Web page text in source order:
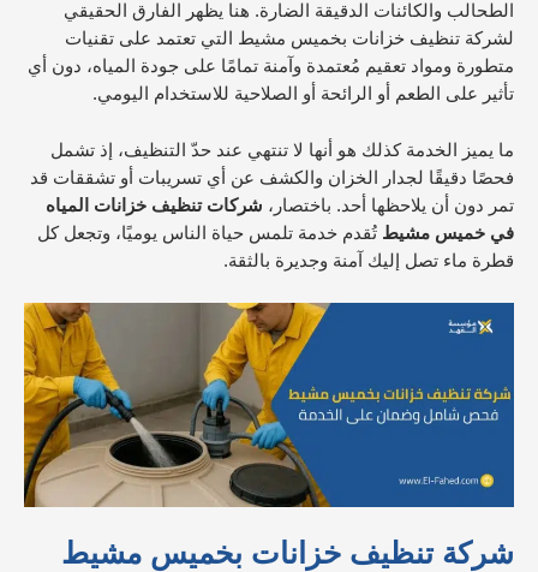
الطحالب والكائنات الدقيقة الضارة. هنا يظهر الفارق الحقيقي
لشركة تنظيف خزانات بخميس مشيط التي تعتمد على تقنيات
متطورة ومواد تعقيم مُعتمدة وآمنة تمامًا على جودة المياه، دون أي
تأثير على الطعم أو الرائحة أو الصلاحية للاستخدام اليومي.
ما يميز الخدمة كذلك هو أنها لا تنتهي عند حدّ التنظيف، إذ تشمل
فحصًا دقيقًا لجدار الخزان والكشف عن أي تسريبات أو تشققات قد
تمر دون أن يلاحظها أحد. باختصار، شركات تنظيف خزانات المياه
في خميس مشيط تُقدم خدمة تلمس حياة الناس يوميًا، وتجعل كل
قطرة ماء تصل إليك آمنة وجديرة بالثقة.
شركة تنظيف خزانات بخميس مشيط